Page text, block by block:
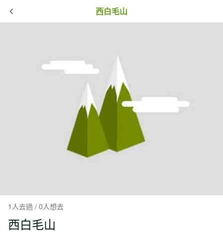
西白毛山
1人去過 / 0人想去
西白毛山